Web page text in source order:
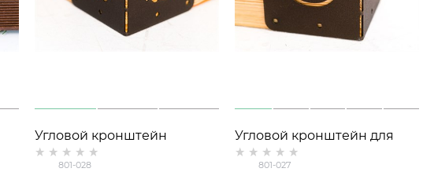
Угловой кронштейн
металлический (1шт) для
801-028
Угловой кронштейн для
высоких грядок 801-027
801-027